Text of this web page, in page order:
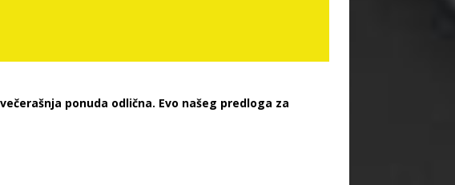
ponuda odlična. Evo našeg predloga za